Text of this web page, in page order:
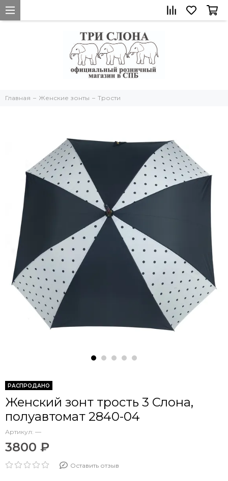
Главная Женские зонты Трости
РАСПРОДАНО
Женский зонт трость 3 Слона,
полуавтомат 2840-04
Артикул: —
3800 ₽
Оставить отзыв